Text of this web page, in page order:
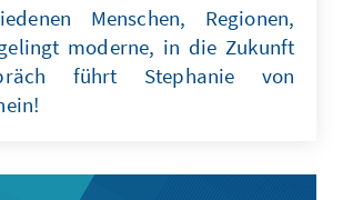
Menschen, Regionen,
moderne, in die Zukunft
führt Stephanie von